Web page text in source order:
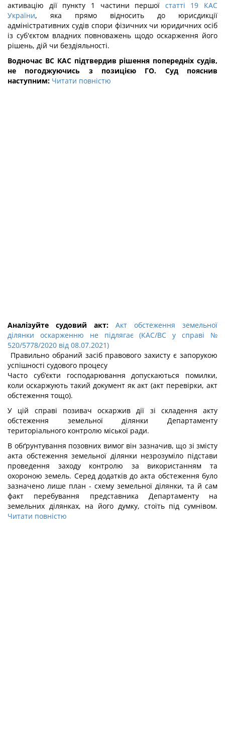
активацію дії пункту 1 частини першої статті 19 КАС
України, яка прямо відносить до юрисдикції
адміністративних судів спори фізичних чи юридичних осіб
із суб'єктом владних повноважень щодо оскарження його
рішень, дій чи бездіяльності.
Водночас ВС КАС підтвердив рішення попередніх судів,
не погоджуючись з позицією ГО. Суд пояснив
наступним: Читати повністю
Аналізуйте судовий акт:
Акт обстеження земельної
ділянки оскарженню не підлягає (КАС/ВС у справі №
520/5778/2020 від 08.07.2021)
Правильно обраний засіб правового захисту є запорукою
успішності судового процесу
Часто суб’єкти господарювання допускаються помилки,
коли оскаржують такий документ як акт (акт перевірки, акт
обстеження тощо).
У цій справі позивач оскаржив дії зі складення акту
обстеження земельної ділянки Департаменту
територіального контролю міської ради.
В обґрунтування позовних вимог він зазначив, що зі змісту
акта обстеження земельної ділянки незрозуміло підстави
проведення заходу контролю за використанням та
охороною земель. Серед додатків до акта обстеження було
зазначено лише план - схему земельної ділянки, та й сам
факт перебування представника Департаменту на
земельних ділянках, на його думку, стоїть під сумнівом.
Читати повністю